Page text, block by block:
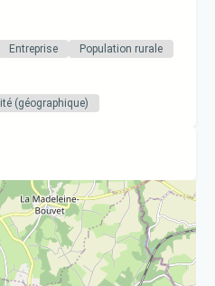
Entreprise
Population rurale
(géographique)